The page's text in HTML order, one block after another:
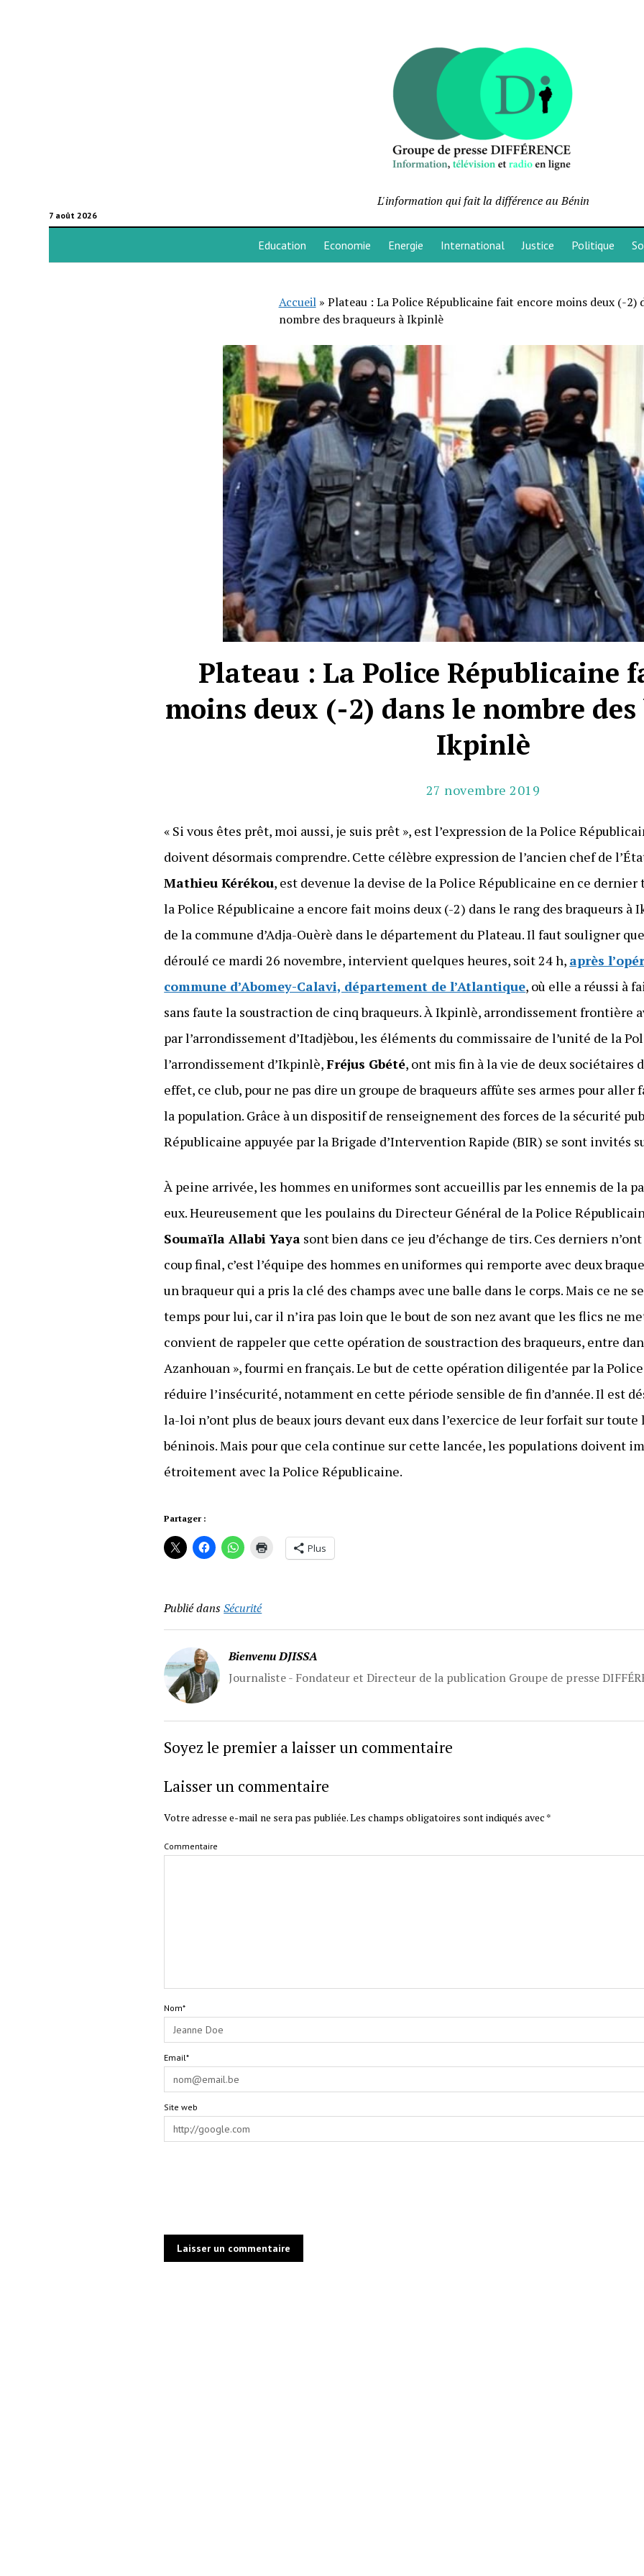
7 août 2026
L'information qui fait la différence au Bénin
Education Economie Energie International Justice Politique
Accueil» Plateau : La Police Républicaine fait encore moins deux (-2)
nombre des braqueurs à Ikpinlè
Plateau : La Police Républicaine
moins deux (-2) dans le nombre
Ikpinlè
27 novembre 2019
« Si vous êtes prêt, moi aussi, je suis prêt », est l’expression de la Police
doivent désormais comprendre. Cette célèbre expression de l’ancien chef de
Mathieu Kérékou, est devenue la devise de la Police Républicaine en ce
la Police Républicaine a encore fait moins deux (-2) dans le rang des braqueurs
de la commune d’Adja-Ouèrè dans le département du Plateau. Il faut souligner
déroulé ce mardi 26 novembre, intervient quelques heures, soit 24 h, après
commune d’Abomey-Calavi, département de l’Atlantique, où elle a réussi à
sans faute la soustraction de cinq braqueurs. À Ikpinlè, arrondissement frontière
par l’arrondissement d’Itadjèbou, les éléments du commissaire de l’unité de la
l’arrondissement d’Ikpinlè,Fréjus Gbété, ont mis fin à la vie de deux sociétaires
effet, ce club, pour ne pas dire un groupe de braqueurs affûte ses armes pour aller
la population. Grâce à un dispositif de renseignement des forces de la sécurité
Républicaine appuyée par la Brigade d’Intervention Rapide (BIR) se sont invités
À peine arrivée, les hommes en uniformes sont accueillis par les ennemis de la
eux. Heureusement que les poulains du Directeur Général de la Police
Soumaïla Allabi Yaya sont bien dans ce jeu d’échange de tirs. Ces derniers
coup final, c’est l’équipe des hommes en uniformes qui remporte avec deux
un braqueur qui a pris la clé des champs avec une balle dans le corps. Mais ce ne
temps pour lui, car il n’ira pas loin que le bout de son nez avant que les flics ne
convient de rappeler que cette opération de soustraction des braqueurs, entre
Azanhouan », fourmi en français. Le but de cette opération diligentée par la
réduire l’insécurité, notamment en cette période sensible de fin d’année. Il est
la-loi n’ont plus de beaux jours devant eux dans l’exercice de leur forfait sur
béninois. Mais pour que cela continue sur cette lancée, les populations doivent
étroitement avec la Police Républicaine.
Partager :
Plus
Publié dansSécurité
Bienvenu DJISSA
Journaliste - Fondateur et Directeur de la publication Groupe de presse
Soyez le premier a laisser un commentaire
Laisser un commentaire
Votre adresse e-mail ne sera pas publiée.Les champs obligatoires sont indiqués avec *
Commentaire
Nom*
Email*
Site web